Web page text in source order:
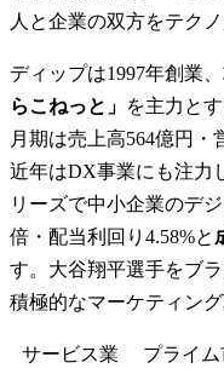
人と企業の双方をテク
ディップは1997年創業
らこねっと」 を主力と
月期は売上高564億円・
近年はDX事業にも注力
リーズで中小企業のデ
倍・配当利回り4.58%と
す。大谷翔平選手をブ
積極的なマーケティン
サービス業 プライム